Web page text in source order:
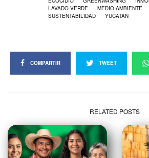
LAVADO VERDE
MEDIO AMBIENTE
SUSTENTABILIDAD
YUCATAN
COMPARTIR TWEET
RELATED POSTS